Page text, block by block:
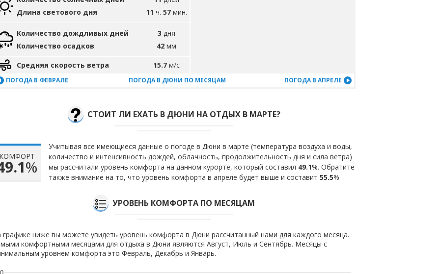
Длина светового дня
11 ч. 57 мин.
Количество дождливых дней
Количество осадков
3 дня
42 мм
Средняя скорость ветра 15.7 м/с
ПОГОДА В ФЕВРАЛЕ ПОГОДА В ДЮНИ ПО МЕСЯЦАМ ПОГОДА В АПРЕЛЕ
СТОИТ ЛИ ЕХАТЬ В ДЮНИ НА ОТДЫХ В МАРТЕ?
КОМФОРТ
%
Учитывая все имеющиеся данные о погоде в Дюни в марте (температура воздуха и воды,
количество и интенсивность дождей, облачность, продолжительность дня и сила ветра)
мы рассчитали уровень комфорта на данном курорте, который составил 49.1%. Обратите
также внимание на то, что уровень комфорта в апреле будет выше и составит 55.5%
УРОВЕНЬ КОМФОРТА ПО МЕСЯЦАМ
графике ниже вы можете увидеть уровень комфорта в Дюни рассчитанный нами для каждого месяца.
комфортными месяцами для отдыха в Дюни являются Август, Июль и Сентябрь. Месяцы с
уровнем комфорта это Февраль, Декабрь и Январь.